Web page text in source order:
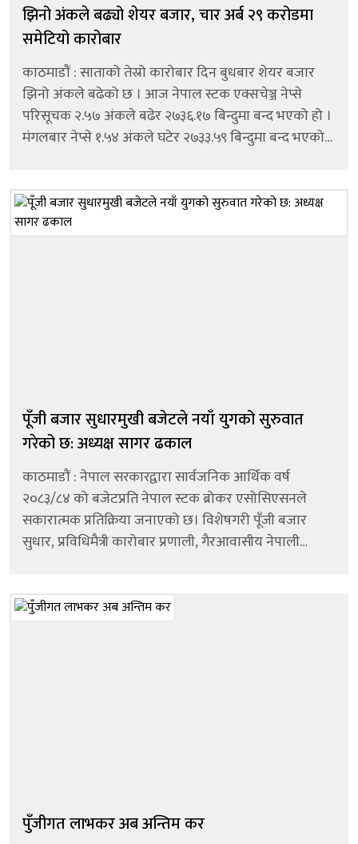
झिनो अंकले बढ्यो शेयर बजार, चार अर्ब २९ करोडमा
समेटियो कारोबार
काठमाडौं : साताको तेस्रो कारोबार दिन बुधबार शेयर बजार
झिनो अंकले बढेको छ । आज नेपाल स्टक एक्सचेञ्ज नेप्से
परिसूचक २.५७ अंकले बढेर २७३६.१७ बिन्दुमा बन्द भएको हो ।
मंगलबार नेप्से १.५४ अंकले घटेर २७३३.५९ बिन्दुमा बन्द भएको
पूँजी बजार सुधारमुखी बजेटले नयाँ युगको सुरुवात
गरेको छ: अध्यक्ष सागर ढकाल
काठमाडौं : नेपाल सरकारद्वारा सार्वजनिक आर्थिक वर्ष
२०८३/८४ को बजेटप्रति नेपाल स्टक ब्रोकर एसोसिएसनले
सकारात्मक प्रतिक्रिया जनाएको छ। विशेषगरी पूँजी बजार
सुधार, प्रविधिमैत्री कारोबार प्रणाली, गैरआवासीय नेपाली
पुँजीगत लाभकर अब अन्तिम कर